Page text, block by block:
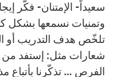
سعيداً- الإمتنان- فكّر
وتمنيات نسمعها بشكل
تلخّص هدف التدريب أو